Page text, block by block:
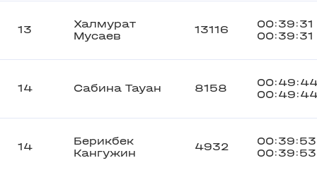
13
Халмурат
Мусаев
13116
00:39:31
00:39:31
14 Сабина Тауан 8158
14
Берикбек
Кангужин
4932
00:39:53
00:39:53